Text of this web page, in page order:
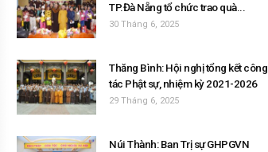
TP.Đà Nẵng tổ chức trao quà...
30 Tháng 6, 2025
Thăng Bình: Hội nghị tổng kết công
tác Phật sự, nhiệm kỳ 2021-2026
29 Tháng 6, 2025
Núi Thành: Ban Trị sự GHPGVN